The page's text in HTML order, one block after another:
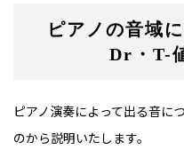
ピアノの音域
Dr・T-
ピアノ演奏によって出る音に
のから説明いたします。